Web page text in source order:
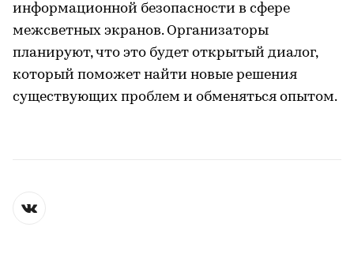
информационной безопасности в сфере
межсветных экранов. Организаторы
планируют, что это будет открытый диалог,
который поможет найти новые решения
существующих проблем и обменяться опытом.